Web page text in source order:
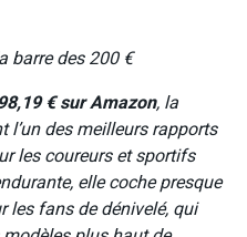
barre des 200 €
€ sur Amazon, la
l’un des meilleurs rapports
les coureurs et sportifs
elle coche presque
les fans de dénivelé, qui